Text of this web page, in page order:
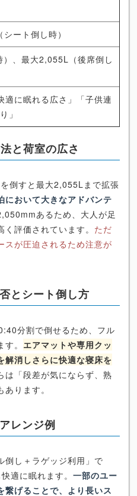
ート倒し時）
、最大2,055L（後席倒し
適に眠れる広さ」「子供連
」
と荷室の広さ
倒すと最大2,055Lまで拡張
において大きなアドバンテ
あるため、大人が足
評価されています。 ただ
スが圧迫されるため注意が
とシート倒し方
分割で倒せるため、フル
。 エアマットや専用クッ
解消しさらに快適な寝床を
は「段差が気にならず、熟
ります。
レンジ例
倒し＋ラゲッジ利用」で
適に眠れます。 一部のユー
繋げることで、より長いス